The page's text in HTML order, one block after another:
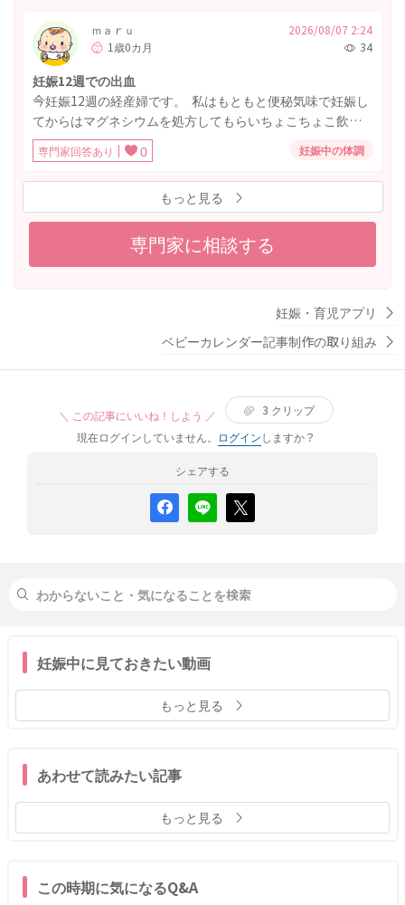
の影響が心配です。 早めに産婦人科へかかるべきでしょう
か。 それとも、次回8月末の妊婦健診で相談すれば十分でし
ょうか。
ｍａｒｕ
1歳0カ月
2026/08/07 2:24
34
妊娠12週での出血
今妊娠12週の経産婦です。 私はもともと便秘気味で妊娠し
てからはマグネシウムを処方してもらいちょこちょこ飲ん
でます。 以前から痔があり、前回の出産でひどくなってし
まい、少しよくなりそのままの状態で今回妊娠しました。
今朝、久しぶりに排便をして踏ん張ったからなのか、トイ
レットペーパーに拭いた時おりものに薄いピンクの出血が
ついてました。 よく排便をすると痔から血は出たりはけっ
こうあったりするのですが、これがお尻からの出血なの
か、膣からの出血なのか分かりませんでした。 すごいお腹
らへんが重たい？痛いかな？っていう感じはありました。
次の検診まで3週間以上あり、ちょっと心配です。 今は出血
専門家回答あり 0 妊娠中の体調
もっと見る
専門家に相談する
妊娠・育児アプリ
ベビーカレンダー記事制作の取り組み
＼ この記事にいいね！しよう ／ 3 クリップ
現在ログインしていません。
ログインしますか？
シェアする
妊娠中に見ておきたい動画
もっと見る
あわせて読みたい記事
もっと見る
この時期に気になるQ&A